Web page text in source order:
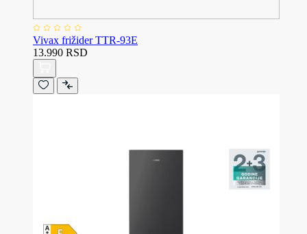
Vivax frižider TTR-93E
13.990 RSD